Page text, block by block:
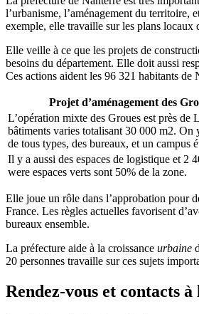
l’urbanisme, l’aménagement du territoire,
exemple, elle travaille sur les plans locaux
Elle veille à ce que les projets de
besoins du département. Elle doit aussi
Ces actions aident les 96 321 habitants de
Projet d’aménagement des
L’opération mixte des Groues est près de
bâtiments varies totalisant 30 000 m2. On
de tous types, des bureaux, et un campus
Il y a aussi des espaces de logistique et 2
were espaces verts sont 50% de la zone.
Elle joue un rôle dans l’approbation pour
France. Les règles actuelles favorisent
bureaux ensemble.
La préfecture aide à la croissance urbaine
20 personnes travaille sur ces sujets
Rendez-vous et contacts